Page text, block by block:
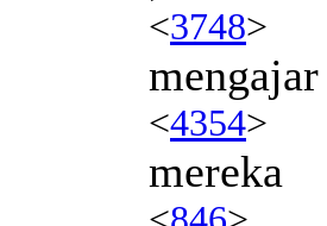
<3748>
mengajar
<4354>
mereka